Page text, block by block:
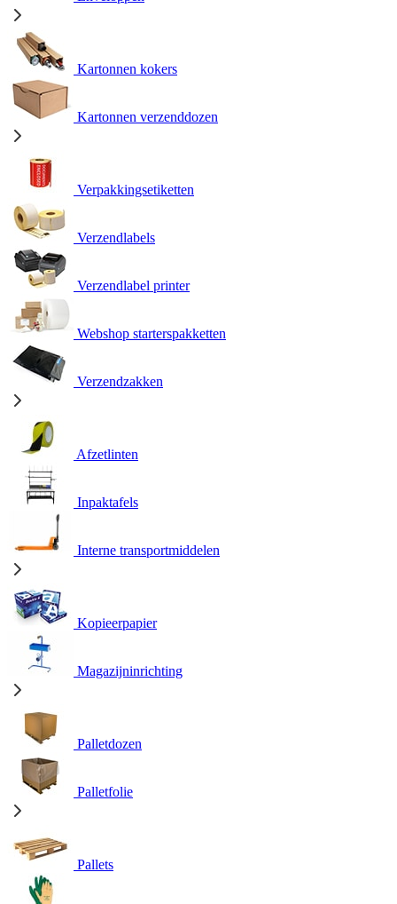
Kartonnen kokers
Kartonnen verzenddozen
Verpakkingsetiketten
Verzendlabels
Verzendlabel printer
Webshop starterspakketten
Verzendzakken
Afzetlinten
Inpaktafels
Interne transportmiddelen
Kopieerpapier
Magazijninrichting
Palletdozen
Palletfolie
Pallets